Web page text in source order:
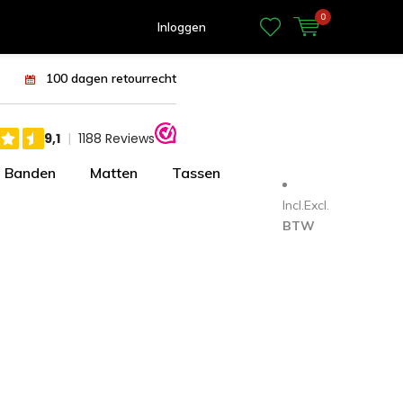
Inloggen
0
100 dagen retourrecht
Banden Matten Tassen
Incl.Excl.
BTW